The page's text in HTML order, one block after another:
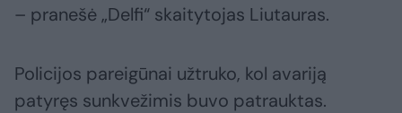
– pranešė „Delfi“ skaitytojas Liutauras.
Policijos pareigūnai užtruko, kol avariją
patyręs sunkvežimis buvo patrauktas.